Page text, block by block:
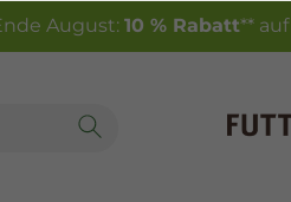
August: 10 % Rabatt** auf